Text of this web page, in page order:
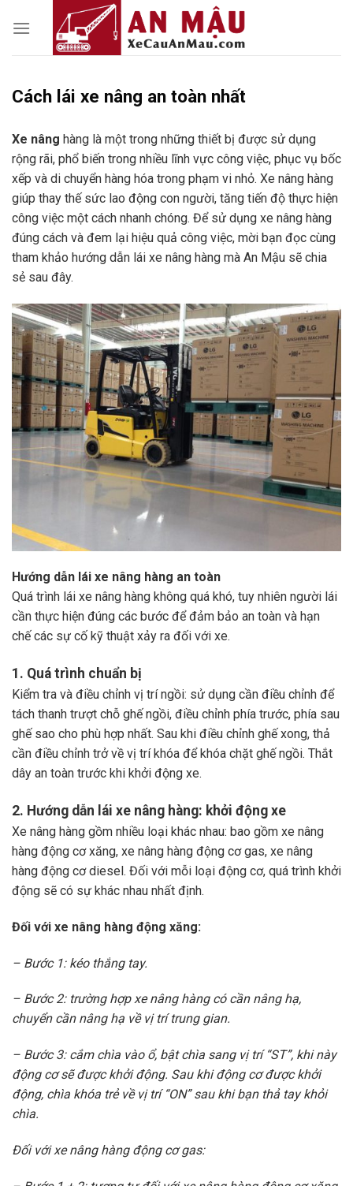
Cách lái xe nâng an toàn nhất
Xe nâng hàng là một trong những thiết bị được sử dụng
rộng rãi, phổ biến trong nhiều lĩnh vực công việc, phục vụ bốc
xếp và di chuyển hàng hóa trong phạm vi nhỏ. Xe nâng hàng
giúp thay thế sức lao động con người, tăng tiến độ thực hiện
công việc một cách nhanh chóng. Để sử dụng xe nâng hàng
đúng cách và đem lại hiệu quả công việc, mời bạn đọc cùng
tham khảo hướng dẫn lái xe nâng hàng mà An Mậu sẽ chia
sẻ sau đây.
Hướng dẫn lái xe nâng hàng an toàn
Quá trình lái xe nâng hàng không quá khó, tuy nhiên người lái
cần thực hiện đúng các bước để đảm bảo an toàn và hạn
chế các sự cố kỹ thuật xảy ra đối với xe.
1. Quá trình chuẩn bị
Kiểm tra và điều chỉnh vị trí ngồi: sử dụng cần điều chỉnh để
tách thanh trượt chỗ ghế ngồi, điều chỉnh phía trước, phía sau
ghế sao cho phù hợp nhất. Sau khi điều chỉnh ghế xong, thả
cần điều chỉnh trở về vị trí khóa để khóa chặt ghế ngồi. Thắt
dây an toàn trước khi khởi động xe.
2. Hướng dẫn lái xe nâng hàng: khởi động xe
Xe nâng hàng gồm nhiều loại khác nhau: bao gồm xe nâng
hàng động cơ xăng, xe nâng hàng động cơ gas, xe nâng
hàng động cơ diesel. Đối với mỗi loại động cơ, quá trình khởi
động sẽ có sự khác nhau nhất định.
Đối với xe nâng hàng động xăng:
– Bước 1: kéo thắng tay.
– Bước 2: trường hợp xe nâng hàng có cần nâng hạ,
chuyển cần nâng hạ về vị trí trung gian.
– Bước 3: cắm chìa vào ổ, bật chìa sang vị trí “ST”, khi này
động cơ sẽ được khởi động. Sau khi động cơ được khởi
động, chìa khóa trẻ về vị trí “ON” sau khi bạn thả tay khỏi
chìa.
Đối với xe nâng hàng động cơ gas: